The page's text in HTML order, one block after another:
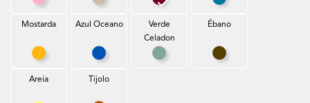
Rosa Pastel Taupe Bordeaux Azul Petróleo
Mostarda
Mostarda
Azul Oceano
Azul Oceano
Verde
Celadon
Verde Celadon
Ébano
Ébano
Areia Tijolo